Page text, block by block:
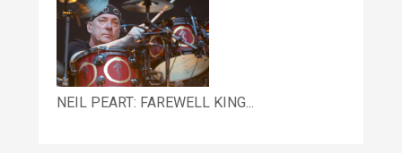
NEIL PEART: FAREWELL KING...